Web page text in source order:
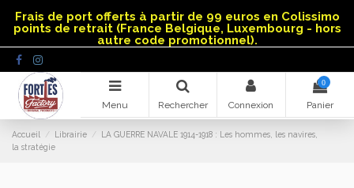
Frais de port offerts à partir de 99 euros en Colissimo
points de retrait (France Belgique, Luxembourg - hors
autre code promotionnel).
Menu Rechercher Connexion
0
Panier
Accueil Librairie
LA GUERRE NAVALE 1914-1918 : Les hommes, les navires,
la stratégie